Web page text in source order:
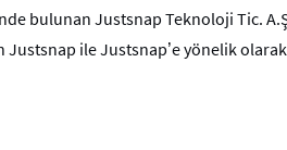
bulunan Justsnap Teknoloji Tic.
Justsnap ile Justsnap’e yönelik